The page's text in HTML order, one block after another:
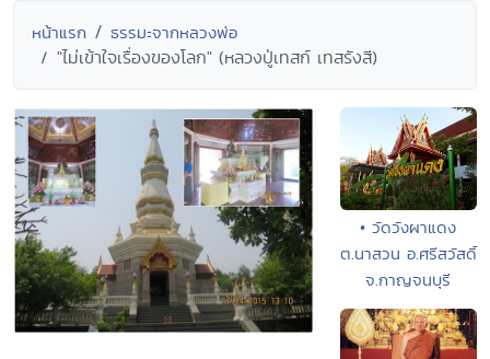
หน้าแรก ธรรมะจากหลวงพ่อ
"ไม่เข้าใจเรื่องของโลก" (หลวงปู่เทสก์ เทสรังสี)
• วัดวังผาแดง
ต.นาสวน อ.ศรีสวัสดิ์
จ.กาญจนบุรี